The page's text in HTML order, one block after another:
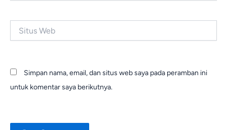
Web
Simpan nama, email, dan situs web saya pada peramban ini
untuk komentar saya berikutnya.